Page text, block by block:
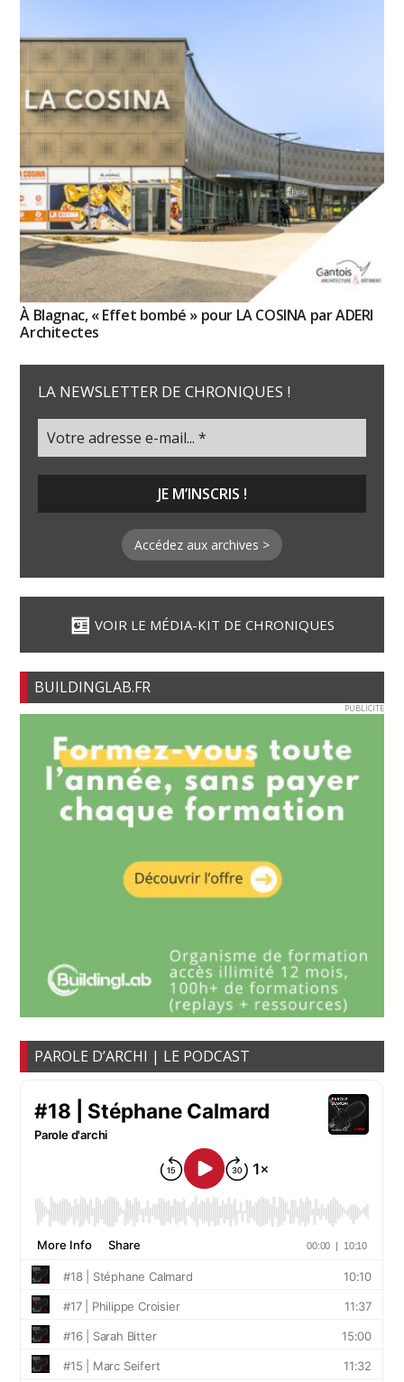
À Blagnac, « Effet bombé » pour LA COSINA par ADERI
Architectes
LA NEWSLETTER DE CHRONIQUES !
Accédez aux archives >
VOIR LE MÉDIA-KIT DE CHRONIQUES
BUILDINGLAB.FR
PUBLICITE
PAROLE D’ARCHI | LE PODCAST